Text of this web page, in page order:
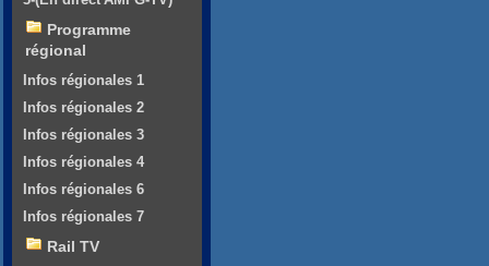
Programme
régional
Infos régionales 1
Infos régionales 2
Infos régionales 3
Infos régionales 4
Infos régionales 6
Infos régionales 7
Rail TV